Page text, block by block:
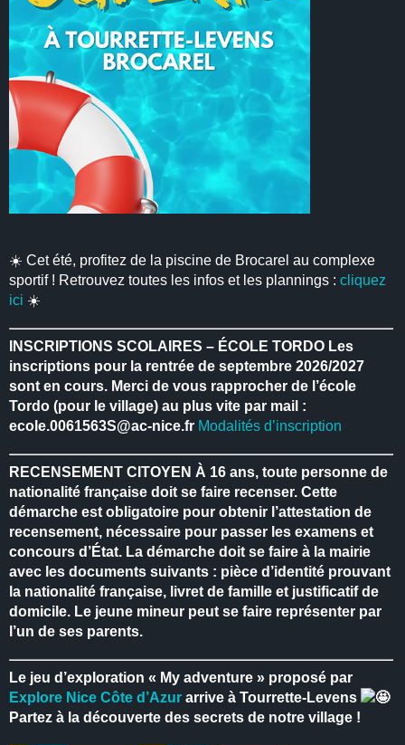
☀️ Cet été, profitez de la piscine de Brocarel au complexe
sportif ! Retrouvez toutes les infos et les plannings :cliquez
ici ☀️
INSCRIPTIONS SCOLAIRES – ÉCOLE TORDO Les
inscriptions pour la rentrée de septembre 2026/2027
sont en cours. Merci de vous rapprocher de l’école
Tordo (pour le village) au plus vite par mail :
ecole.0061563S@ac-nice.fr Modalités d’inscription
RECENSEMENT CITOYEN À 16 ans, toute personne de
nationalité française doit se faire recenser. Cette
démarche est obligatoire pour obtenir l’attestation de
recensement, nécessaire pour passer les examens et
concours d’État. La démarche doit se faire à la mairie
avec les documents suivants : pièce d’identité prouvant
la nationalité française, livret de famille et justificatif de
domicile. Le jeune mineur peut se faire représenter par
l’un de ses parents.
Le jeu d’exploration « My adventure » proposé par
Explore Nice Côte d’Azur arrive à Tourrette-Levens
Partez à la découverte des secrets de notre village !